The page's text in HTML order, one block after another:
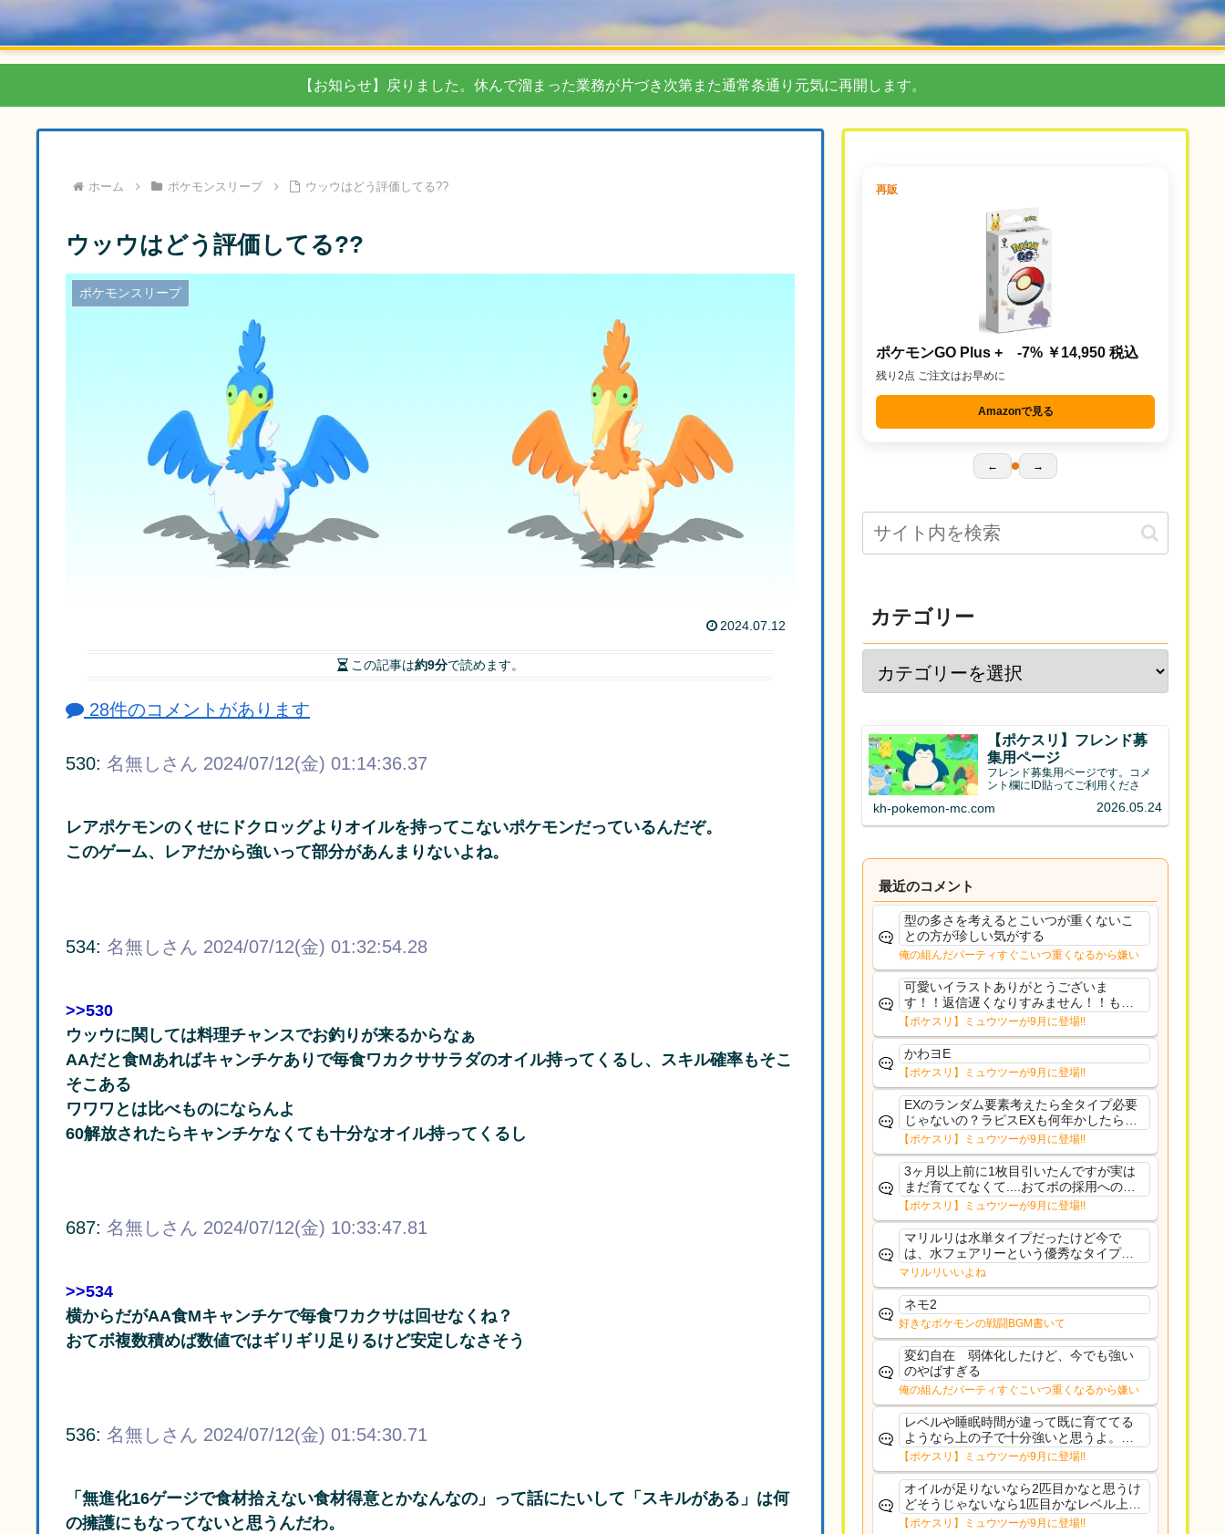
【お知らせ】戻りました。休んで溜まった業務が片づき次第また通常条通り元気に再開します。
ホーム ポケモンスリープ ウッウはどう評価してる??
ウッウはどう評価してる??
ポケモンスリープ
2024.07.12
この記事は約9分で読めます。
28件のコメントがあります
530: 名無しさん 2024/07/12(金) 01:14:36.37
レアポケモンのくせにドクロッグよりオイルを持ってこないポケモンだっているんだぞ。
このゲーム、レアだから強いって部分があんまりないよね。
534: 名無しさん 2024/07/12(金) 01:32:54.28
>>530
ウッウに関しては料理チャンスでお釣りが来るからなぁ
AAだと食Mあればキャンチケありで毎食ワカクササラダのオイル持ってくるし、スキル確率もそこ
そこある
ワワワとは比べものにならんよ
60解放されたらキャンチケなくても十分なオイル持ってくるし
687: 名無しさん 2024/07/12(金) 10:33:47.81
>>534
横からだがAA食Mキャンチケで毎食ワカクサは回せなくね？
おてボ複数積めば数値ではギリギリ足りるけど安定しなさそう
536: 名無しさん 2024/07/12(金) 01:54:30.71
「無進化16ゲージで食材拾えない食材得意とかなんなの」って話にたいして「スキルがある」は何
の擁護にもなってないと思うんだわ。
再販
ポケモンGO Plus + -7% ￥14,950 税込
残り2点 ご注文はお早めに
Amazonで見る
← →
カテゴリー
【ポケスリ】フレンド募
集用ページ
フレンド募集用ページです。コメ
ント欄にID貼ってご利用くださ
kh-pokemon-mc.com 2026.05.24
最近のコメント
型の多さを考えるとこいつが重くないこ
との方が珍しい気がする
俺の組んだパーティすぐこいつ重くなるから嫌い
可愛いイラストありがとうございま
す！！返信遅くなりすみません！！もう
少ししたら通常再開できます！
【ポケスリ】ミュウツーが9月に登場!!
かわヨE
【ポケスリ】ミュウツーが9月に登場!!
EXのランダム要素考えたら全タイプ必要
じゃないの？ラピスEXも何年かしたら来
るだろうし後から厳選したい育てたいっ
て思ってもどうにもならないのがこのゲ
ームだしな
【ポケスリ】ミュウツーが9月に登場!!
3ヶ月以上前に1枚目引いたんですが実は
まだ育ててなくて....おてボの採用への影
響は勉強になります。ありがとうござい
ますオイルはだいぶ強めのABBレントラ
ーいて芋の方が不安なんで1枚目にしよう
かなと思...
【ポケスリ】ミュウツーが9月に登場!!
マリルリは水単タイプだったけど今で
は、水フェアリーという優秀なタイプだ
な、後特性力持ちって見た目と全然違う
な
マリルリいいよね
ネモ2
好きなポケモンの戦闘BGM書いて
変幻自在 弱体化したけど、今でも強い
のやばすぎる
俺の組んだパーティすぐこいつ重くなるから嫌い
レベルや睡眠時間が違って既に育ててる
ようなら上の子で十分強いと思うよ。ヒ
ーラーであれば常駐適正高いからおてぼ
欲しいけど、イワパはカレー週かサラダ
週の補助がメインだし、金種入れてるな
ら育て直す必要もない...
【ポケスリ】ミュウツーが9月に登場!!
オイルが足りないなら2匹目かなと思うけ
どそうじゃないなら1匹目かなレベル上げ
もしんどいし
【ポケスリ】ミュウツーが9月に登場!!